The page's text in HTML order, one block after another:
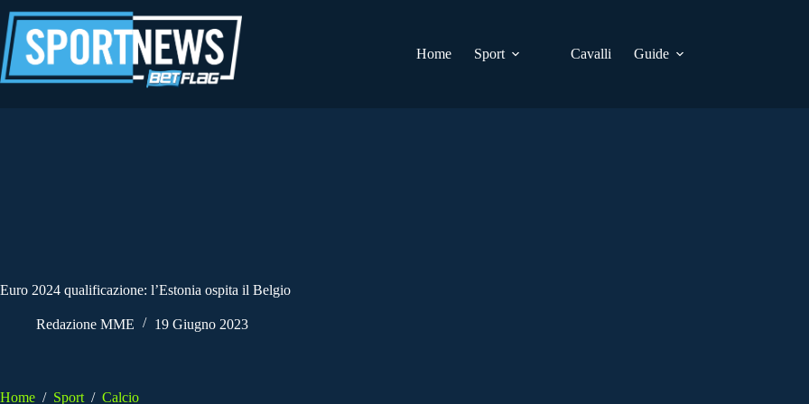
al
contenuto
Home
Sport Cavalli Guide
Euro 2024 qualificazione: l’Estonia ospita il Belgio
Redazione MME 19 Giugno 2023
Home / Sport / Calcio